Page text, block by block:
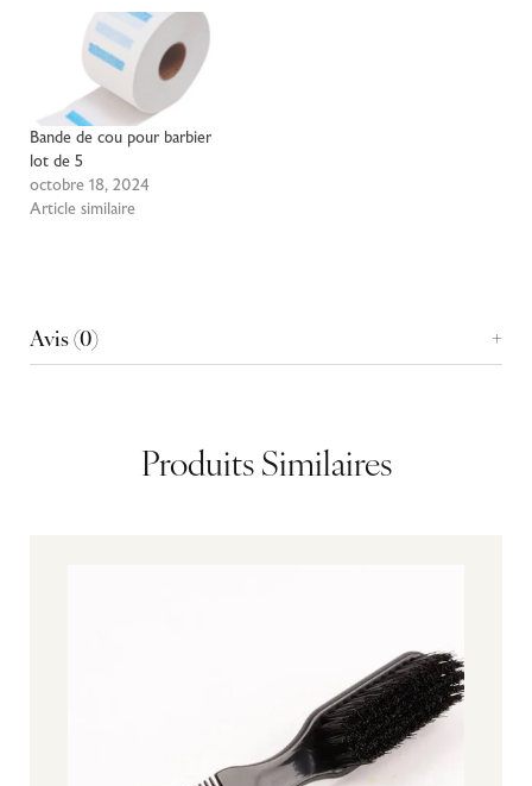
Bande de cou pour barbier
lot de 5
octobre 18, 2024
Article similaire
Avis (0)
Produits Similaires